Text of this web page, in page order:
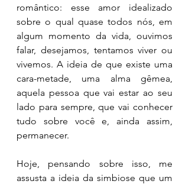
romântico: esse amor idealizado
sobre o qual quase todos nós, em
algum momento da vida, ouvimos
falar, desejamos, tentamos viver ou
vivemos. A ideia de que existe uma
cara-metade, uma alma gêmea,
aquela pessoa que vai estar ao seu
lado para sempre, que vai conhecer
tudo sobre você e, ainda assim,
permanecer.
Hoje, pensando sobre isso, me
assusta a ideia da simbiose que um